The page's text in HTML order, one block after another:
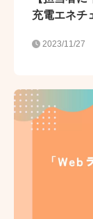
充電エネチ
2023/11/27